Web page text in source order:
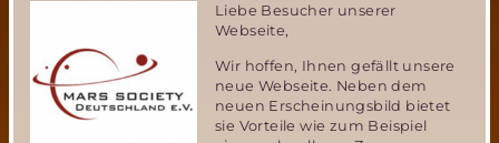
Bordeaux
Liebe Besucher unserer
Webseite,
Wir hoffen, Ihnen gefällt unsere
neue Webseite. Neben dem
neuen Erscheinungsbild bietet
sie Vorteile wie zum Beispiel